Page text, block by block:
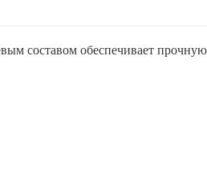
составом обеспечивает